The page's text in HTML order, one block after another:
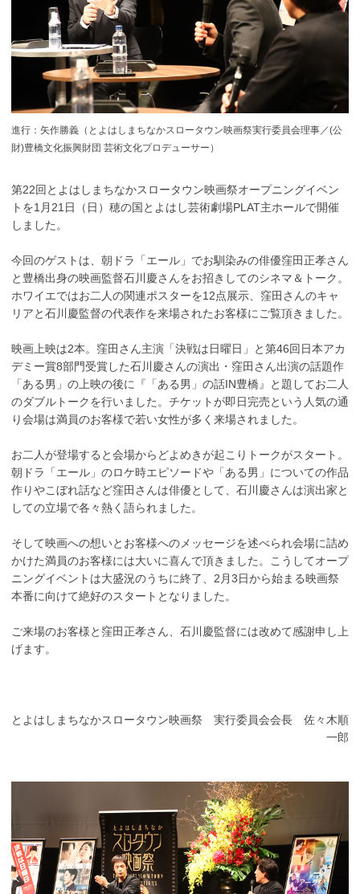
進行：矢作勝義（とよはしまちなかスロータウン映画祭実行委員会理事／(公
財)豊橋文化振興財団 芸術文化プロデューサー）
第22回とよはしまちなかスロータウン映画祭オープニングイベン
トを1月21日（日）穂の国とよはし芸術劇場PLAT主ホールで開催
しました。
今回のゲストは、朝ドラ「エール」でお馴染みの俳優窪田正孝さん
と豊橋出身の映画監督石川慶さんをお招きしてのシネマ＆トーク。
ホワイエではお二人の関連ポスターを12点展示、窪田さんのキャ
リアと石川慶監督の代表作を来場されたお客様にご覧頂きました。
映画上映は2本。窪田さん主演「決戦は日曜日」と第46回日本アカ
デミー賞8部門受賞した石川慶さんの演出・窪田さん出演の話題作
「ある男」の上映の後に『「ある男」の話IN豊橋』と題してお二人
のダブルトークを行いました。チケットが即日完売という人気の通
り会場は満員のお客様で若い女性が多く来場されました。
お二人が登場すると会場からどよめきが起こりトークがスタート。
朝ドラ「エール」のロケ時エピソードや「ある男」についての作品
作りやこぼれ話など窪田さんは俳優として、石川慶さんは演出家と
しての立場で各々熱く語られました。
そして映画への想いとお客様へのメッセージを述べられ会場に詰め
かけた満員のお客様には大いに喜んで頂きました。こうしてオープ
ニングイベントは大盛況のうちに終了、2月3日から始まる映画祭
本番に向けて絶好のスタートとなりました。
ご来場のお客様と窪田正孝さん、石川慶監督には改めて感謝申し上
げます。
とよはしまちなかスロータウン映画祭 実行委員会会長 佐々木順
一郎